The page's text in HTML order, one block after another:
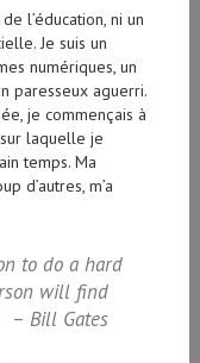
l’éducation, ni un
Je suis un
numériques, un
paresseux aguerri.
je commençais à
laquelle je
temps. Ma
d’autres, m’a
to do a hard
will find
– Bill Gates